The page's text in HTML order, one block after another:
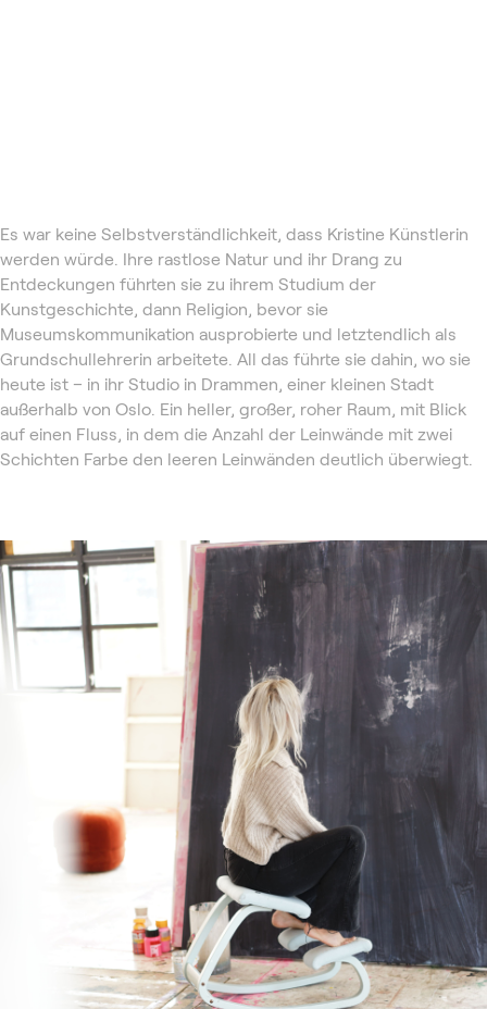
Es war keine Selbstverständlichkeit, dass Kristine Künstlerin
werden würde. Ihre rastlose Natur und ihr Drang zu
Entdeckungen führten sie zu ihrem Studium der
Kunstgeschichte, dann Religion, bevor sie
Museumskommunikation ausprobierte und letztendlich als
Grundschullehrerin arbeitete. All das führte sie dahin, wo sie
heute ist – in ihr Studio in Drammen, einer kleinen Stadt
außerhalb von Oslo. Ein heller, großer, roher Raum, mit Blick
auf einen Fluss, in dem die Anzahl der Leinwände mit zwei
Schichten Farbe den leeren Leinwänden deutlich überwiegt.